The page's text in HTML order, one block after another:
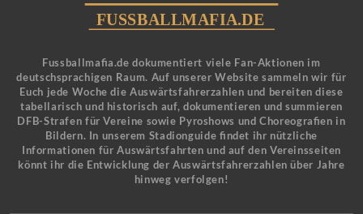
Fussballmafia.de dokumentiert viele Fan-Aktionen im
deutschsprachigen Raum. Auf unserer Website sammeln wir für
Euch jede Woche die Auswärtsfahrerzahlen und bereiten diese
tabellarisch und historisch auf, dokumentieren und summieren
DFB-Strafen für Vereine sowie Pyroshows und Choreografien in
Bildern. In unserem Stadionguide findet ihr nützliche
Informationen für Auswärtsfahrten und auf den Vereinsseiten
könnt ihr die Entwicklung der Auswärtsfahrerzahlen über Jahre
hinweg verfolgen!